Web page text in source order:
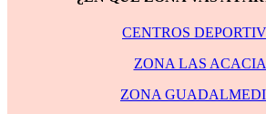
CENTROS
ZONA LAS
ZONA